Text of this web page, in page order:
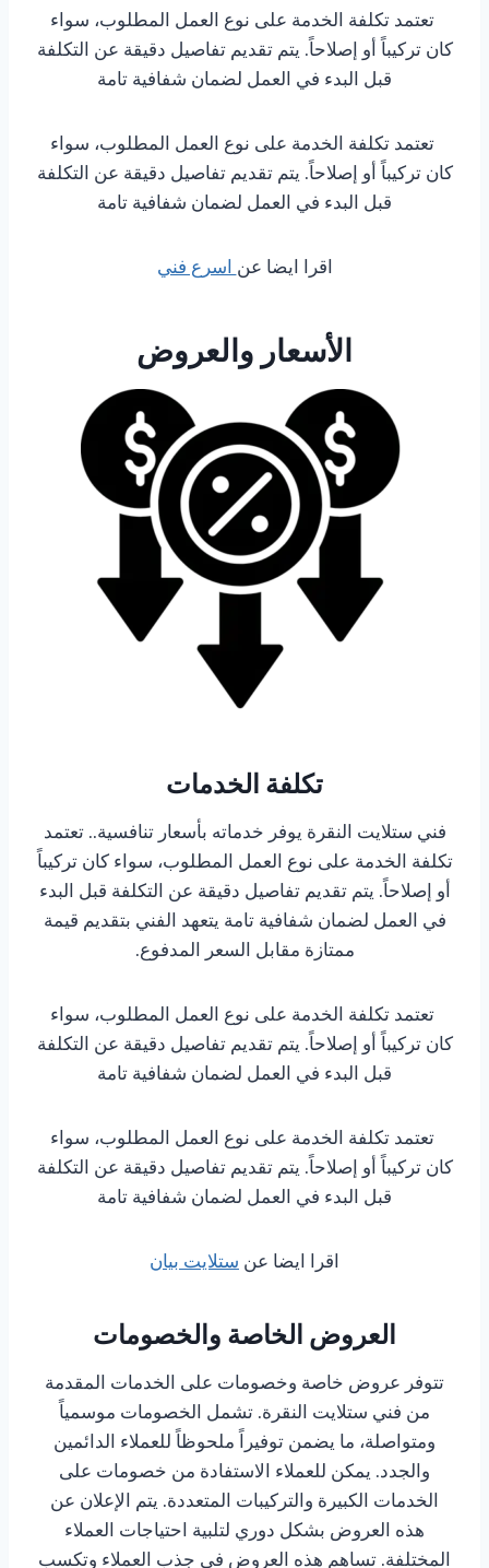
تعتمد تكلفة الخدمة على نوع العمل المطلوب، سواء
كان تركيباً أو إصلاحاً. يتم تقديم تفاصيل دقيقة عن التكلفة
قبل البدء في العمل لضمان شفافية تامة
تعتمد تكلفة الخدمة على نوع العمل المطلوب، سواء
كان تركيباً أو إصلاحاً. يتم تقديم تفاصيل دقيقة عن التكلفة
قبل البدء في العمل لضمان شفافية تامة
اقرا ايضا عناسرع فني
الأسعار والعروض
تكلفة الخدمات
فني ستلايت النقرة يوفر خدماته بأسعار تنافسية..تعتمد
تكلفة الخدمة على نوع العمل المطلوب، سواء كان تركيباً
أو إصلاحاً. يتم تقديم تفاصيل دقيقة عن التكلفة قبل البدء
في العمل لضمان شفافية تامةيتعهد الفني بتقديم قيمة
ممتازة مقابل السعر المدفوع.
تعتمد تكلفة الخدمة على نوع العمل المطلوب، سواء
كان تركيباً أو إصلاحاً. يتم تقديم تفاصيل دقيقة عن التكلفة
قبل البدء في العمل لضمان شفافية تامة
تعتمد تكلفة الخدمة على نوع العمل المطلوب، سواء
كان تركيباً أو إصلاحاً. يتم تقديم تفاصيل دقيقة عن التكلفة
قبل البدء في العمل لضمان شفافية تامة
اقرا ايضا عنستلايت بيان
العروض الخاصة والخصومات
تتوفر عروض خاصة وخصومات على الخدمات المقدمة
من فني ستلايت النقرة. تشمل الخصومات موسمياً
ومتواصلة، ما يضمن توفيراً ملحوظاً للعملاء الدائمين
والجدد. يمكن للعملاء الاستفادة من خصومات على
الخدمات الكبيرة والتركيبات المتعددة. يتم الإعلان عن
هذه العروض بشكل دوري لتلبية احتياجات العملاء
المختلفة. تساهم هذه العروض في جذب العملاء وتكسب